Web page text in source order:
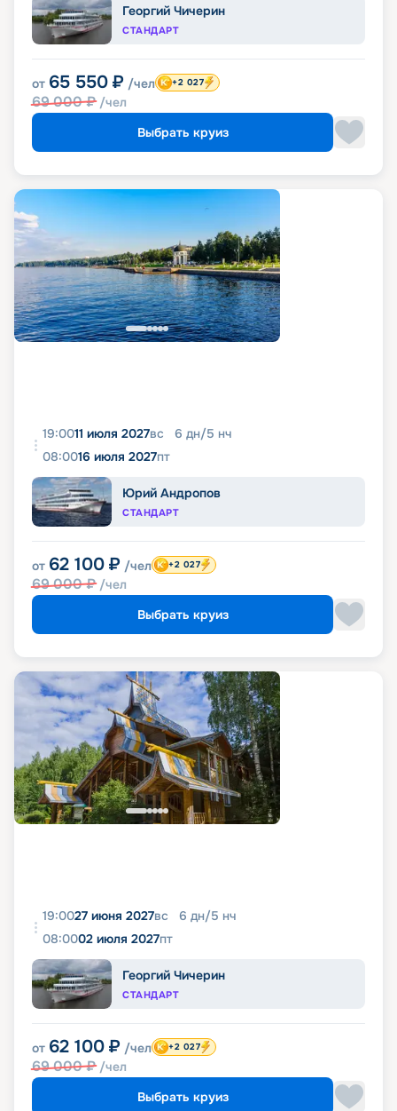
Георгий Чичерин
СТАНДАРТ
от 65 550 ₽ /чел
69 000₽ /чел
+2 027
Выбрать круиз
19:0011 июля 2027вс 6 дн/5 нч
08:0016 июля 2027пт
Юрий Андропов
СТАНДАРТ
от 62 100 ₽ /чел
69 000₽ /чел
+2 027
Выбрать круиз
19:0027 июня 2027вс 6 дн/5 нч
08:0002 июля 2027пт
Георгий Чичерин
СТАНДАРТ
от 62 100 ₽ /чел
69 000₽ /чел
+2 027
Выбрать круиз